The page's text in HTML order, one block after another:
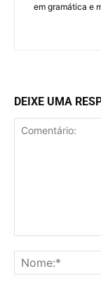
em gramática e
DEIXE UMA